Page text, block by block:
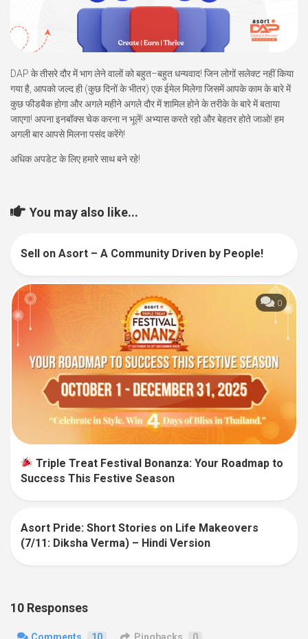
DAP केतीसरेदौरमेंभागलेनेवालोंकोबहुत–बहुतधन्यवाद! जिनलोगोंसलेक्टनहींकिया
गयाहै, आपकोजल्दही(कुछदिनोंकेभीतर) एकईमेलमिलेगाजिसमेंआपकेकामकेबारेमें
कुछफीडबैकहोगाऔरअगलेमहीनेअगलेदौरमेंशामिलहोनेकेतरीकेकेबारेमेंबताया
जाएगा! अपनाइनबॉक्सचेककरनानभूलें! अभ्यासकरतेरहोऔरबेहतरहोतेजाओ! हम
अगलीबारआपसेमिलनापसंदकरेंगे!
अधिकअपडेटकेलिएहमारेसाथबनेरहे!
You may also like...
Sell on Asort – A Community Driven by People!
0
Triple Treat Festival Bonanza: Your Roadmap to
Success This Festive Season
Asort Pride: Short Stories on Life Makeovers
(7/11: Diksha Verma) – Hindi Version
10 Responses
Comments 10 Pingbacks 0